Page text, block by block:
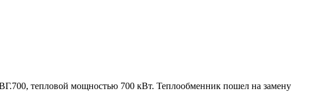
тепловой мощностью 700 кВт. Теплообменник пошел на замену